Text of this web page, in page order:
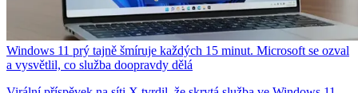
Windows 11 prý tajně šmíruje každých 15 minut. Microsoft se ozval
a vysvětlil, co služba doopravdy dělá